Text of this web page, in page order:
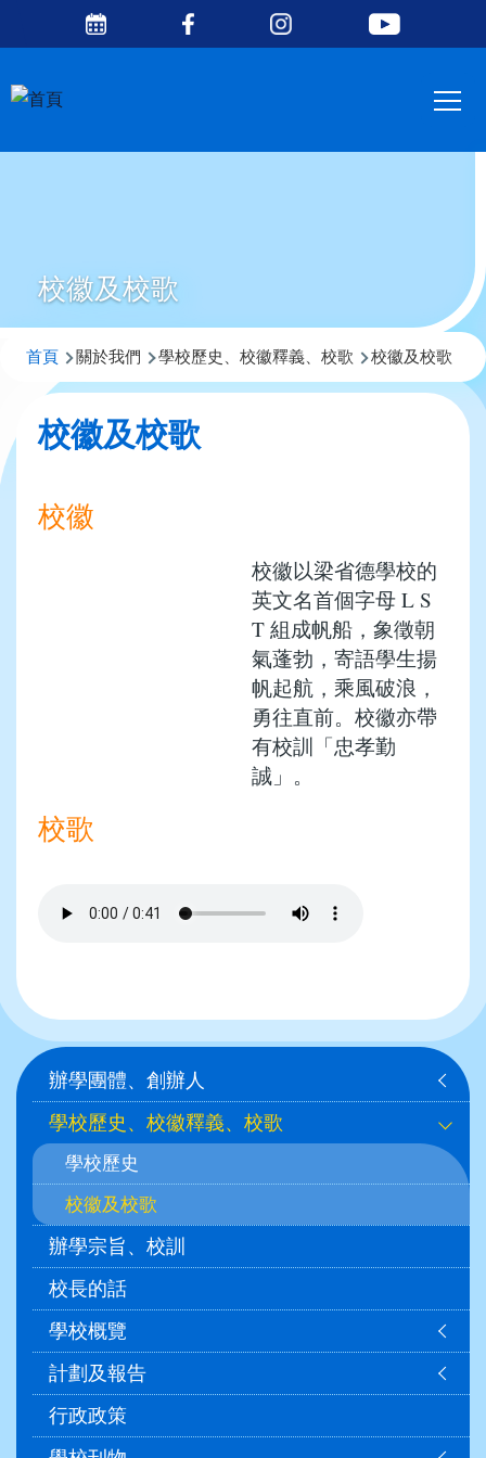
移至主內容
Media
校徽及校歌
導
連
首頁 關於我們 學校歷史、校徽釋義、校歌 校徽及校歌
校徽及校歌
校徽
校徽以梁省德學校的
英文名首個字母 L S
T 組成帆船，象徵朝
氣蓬勃，寄語學生揚
帆起航，乘風破浪，
勇往直前。校徽亦帶
有校訓「忠孝勤
誠」。
校歌
Main
navigation
辦學團體、創辦人
學校歷史、校徽釋義、校歌
學校歷史
校徽及校歌
辦學宗旨、校訓
校長的話
學校概覽
計劃及報告
行政政策